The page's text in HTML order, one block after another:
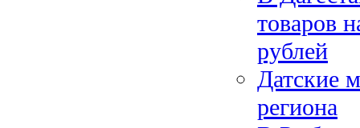
товаров
рублей
Датские
региона